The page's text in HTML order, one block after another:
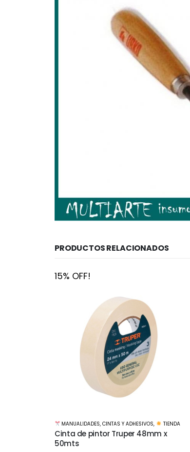
PRODUCTOS RELACIONADOS
15% OFF!
MANUALIDADES,CINTAS Y ADHESIVOS, TIENDA
Cinta Papel doble faz 12mm x 10
mts